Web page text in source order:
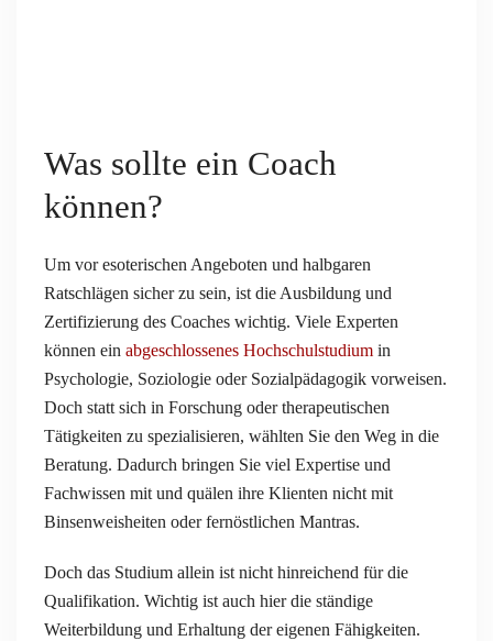
Was sollte ein Coach
können?
Um vor esoterischen Angeboten und halbgaren
Ratschlägen sicher zu sein, ist die Ausbildung und
Zertifizierung des Coaches wichtig. Viele Experten
können ein abgeschlossenes Hochschulstudium in
Psychologie, Soziologie oder Sozialpädagogik vorweisen.
Doch statt sich in Forschung oder therapeutischen
Tätigkeiten zu spezialisieren, wählten Sie den Weg in die
Beratung. Dadurch bringen Sie viel Expertise und
Fachwissen mit und quälen ihre Klienten nicht mit
Binsenweisheiten oder fernöstlichen Mantras.
Doch das Studium allein ist nicht hinreichend für die
Qualifikation. Wichtig ist auch hier die ständige
Weiterbildung und Erhaltung der eigenen Fähigkeiten.